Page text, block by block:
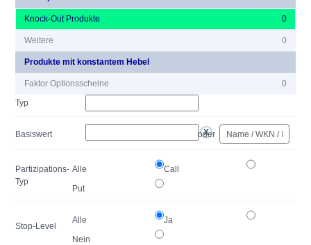
Knock-Out Produkte 0
Weitere 0
Produkte mit konstantem Hebel
Faktor Optionsscheine
0
Typ
Basiswert oder
Partizipations-
Typ
Alle
Call
Put
Stop-Level
Alle
Ja
Nein